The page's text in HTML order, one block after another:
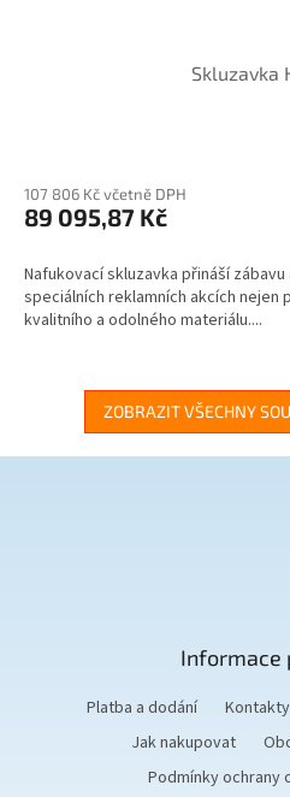
Skluzavka
107 806 Kč včetně DPH
89 095,87 Kč
Nafukovací skluzavka přináší
speciálních reklamních akcích
kvalitního a odolného materiálu....
ZOBRAZIT VŠECHNY
Informace
Platba a dodání Kontakty
Jak nakupovat
Podmínky ochrany